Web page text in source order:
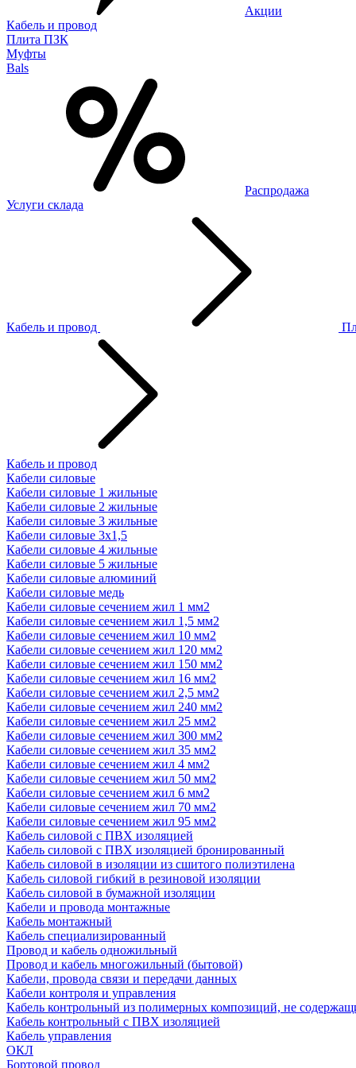
Акции
Кабель и провод
Плита ПЗК
Муфты
Bals
Распродажа
Услуги склада
Кабель и провод
Кабель и провод
Кабели силовые
Кабели силовые 1 жильные
Кабели силовые 2 жильные
Кабели силовые 3 жильные
Кабели силовые 3х1,5
Кабели силовые 4 жильные
Кабели силовые 5 жильные
Кабели силовые алюминий
Кабели силовые медь
Кабели силовые сечением жил 1 мм2
Кабели силовые сечением жил 1,5 мм2
Кабели силовые сечением жил 10 мм2
Кабели силовые сечением жил 120 мм2
Кабели силовые сечением жил 150 мм2
Кабели силовые сечением жил 16 мм2
Кабели силовые сечением жил 2,5 мм2
Кабели силовые сечением жил 240 мм2
Кабели силовые сечением жил 25 мм2
Кабели силовые сечением жил 300 мм2
Кабели силовые сечением жил 35 мм2
Кабели силовые сечением жил 4 мм2
Кабели силовые сечением жил 50 мм2
Кабели силовые сечением жил 6 мм2
Кабели силовые сечением жил 70 мм2
Кабели силовые сечением жил 95 мм2
Кабель силовой с ПВХ изоляцией
Кабель силовой с ПВХ изоляцией бронированный
Кабель силовой в изоляции из сшитого полиэтилена
Кабель силовой гибкий в резиновой изоляции
Кабель силовой в бумажной изоляции
Кабели и провода монтажные
Кабель монтажный
Кабель специализированный
Провод и кабель одножильный
Провод и кабель многожильный (бытовой)
Кабели, провода связи и передачи данных
Кабели контроля и управления
Кабель контрольный из полимерных композиций, не
Кабель контрольный с ПВХ изоляцией
Кабель управления
ОКЛ
Бортовой провод